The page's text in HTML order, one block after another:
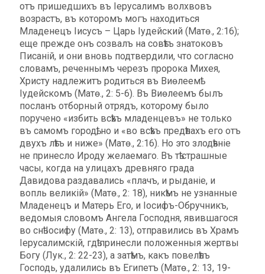
отъ пришедшихъ въ Іерусалимъ волхвовъ
возрастъ, въ которомъ могъ находиться
Младенецъ Іисусъ – Царь Іудейский (Матѳ., 2:16);
еще прежде онъ созвалъ на совѣтъ знатоковъ
Писаній, и они вновь подтвердили, что согласно
словамъ, реченнымъ черезъ пророка Михея,
Христу надлежитъ родиться въ Виѳлеемѣ
Іудейскомъ (Матѳ., 2: 5-6). Въ Виѳлеемъ былъ
посланъ отборный отрядъ, которому было
поручено «избить всѣхъ младенцевъ» не только
въ самомъ городѣ, но и «во всѣхъ предѣлахъ его отъ
двухъ лѣтъ и ниже» (Матѳ., 2:16). Но это злодѣяніе
не принесло Ироду желаемаго. Въ тѣ страшные
часы, когда на улицахъ древняго града
Давидова раздавались «плачъ, и рыданіе, и
вопль великій» (Матѳ., 2: 18), никѣмъ не узнанные
Младенецъ и Матерь Его, и Іосифъ-Обручникъ,
ведомыя словомъ Ангела Господня, явившагося
во снѣ Іосифу (Матѳ., 2: 13), отправились въ Храмъ
Іерусалимскій, гдѣ принесли положенныя жертвы
Богу (Лук., 2: 22-23), а затѣмъ, какъ повелѣлъ
Господь, удалились въ Египетъ (Матѳ., 2: 13, 19-